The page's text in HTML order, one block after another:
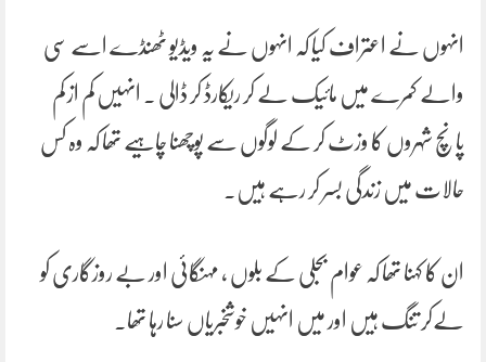
انہوں نے اعتراف کیا کہ انہوں نے یہ ویڈیو ٹھنڈے اسے سی
والے کمرے میں مائیک لے کر ریکارڈ کر ڈالی ۔ انہیں کم از کم
پانچ شہروں کا وزٹ کر کے لوگوں سے پوچھنا چاہیے تھا کہ وہ کس
حالات میں زندگی بسر کر رہے ہیں۔
ان کا کہنا تھا کہ عوام بجلی کے بلوں ، مہنگائی اور بے روزگاری کو
لےکر تنگ ہیں اور میں انہیں خوشخبریاں سنا رہا تھا۔